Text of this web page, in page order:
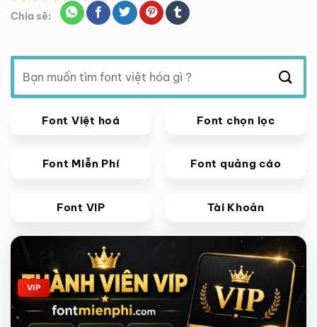
Chia sẽ:
Tìm
kiếm:
Font Việt hoá Font chọn lọc
Font Miễn Phí Font quảng cáo
Font VIP Tài Khoản
Giảm giá!
VIP